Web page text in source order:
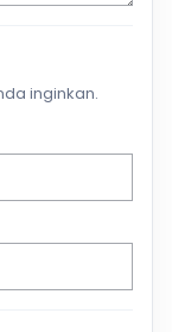
inginkan.